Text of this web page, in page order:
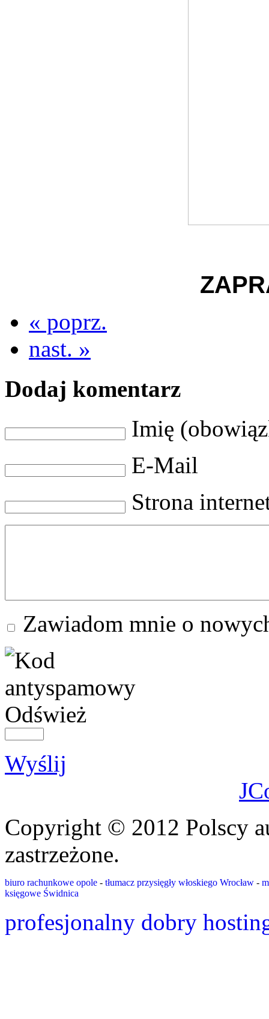
« poprz.
nast. »
Dodaj komentarz
Imię
E-Mail
Strona
Zawiadom mnie o
Odśwież
Wyślij
Copyright © 2012 Polscy
zastrzeżone.
biuro rachunkowe opole - tłumacz przysięgły włoskiego Wrocław -
księgowe Świdnica
profesjonalny dobry